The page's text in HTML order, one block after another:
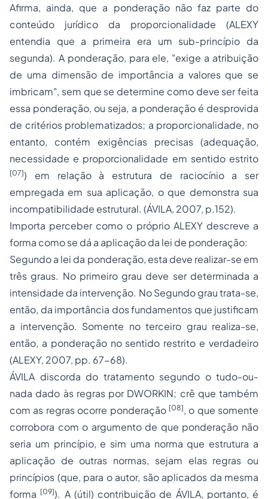
Afirma, ainda, que a ponderação não faz parte do
conteúdo jurídico da proporcionalidade (ALEXY
entendia que a primeira era um sub-princípio da
segunda). A ponderação, para ele, "exige a atribuição
de uma dimensão de importância a valores que se
imbricam", sem que se determine como deve ser feita
essa ponderação, ou seja, a ponderação é desprovida
de critérios problematizados; a proporcionalidade, no
entanto, contém exigências precisas (adequação,
necessidade e proporcionalidade em sentido estrito
[07]) em relação à estrutura de raciocínio a ser
empregada em sua aplicação, o que demonstra sua
incompatibilidade estrutural. (ÁVILA, 2007, p.152).
Importa perceber como o próprio ALEXY descreve a
forma como se dá a aplicação da lei de ponderação:
Segundo a lei da ponderação, esta deve realizar-se em
três graus. No primeiro grau deve ser determinada a
intensidade da intervenção. No Segundo grau trata-se,
então, da importância dos fundamentos que justificam
a intervenção. Somente no terceiro grau realiza-se,
então, a ponderação no sentido restrito e verdadeiro
(ALEXY, 2007, pp. 67-68).
ÁVILA discorda do tratamento segundo o tudo-ou-
nada dado às regras por DWORKIN; crê que também
com as regras ocorre ponderação [08], o que somente
corrobora com o argumento de que ponderação não
seria um princípio, e sim uma norma que estrutura a
aplicação de outras normas, sejam elas regras ou
princípios (que, para o autor, são aplicados da mesma
forma [09]). A (útil) contribuição de ÁVILA, portanto, é